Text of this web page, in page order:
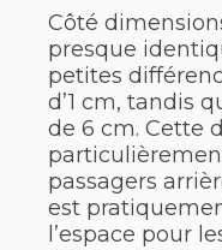
Côté
presque
petites
d’1 cm, tandis
de 6 cm. Cette
passagers
est
l’espace pour